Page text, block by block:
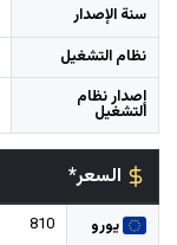
سنة الإصدار
نظام التشغيل
إصدار نظام
التشغيل
السعر*
يورو 810